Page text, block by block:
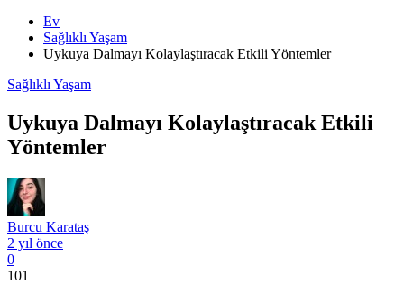
Ev
Sağlıklı Yaşam
Uykuya Dalmayı Kolaylaştıracak Etkili Yöntemler
Sağlıklı Yaşam
Uykuya Dalmayı Kolaylaştıracak Etkili
Yöntemler
Burcu Karataş
2 yıl önce
0
101